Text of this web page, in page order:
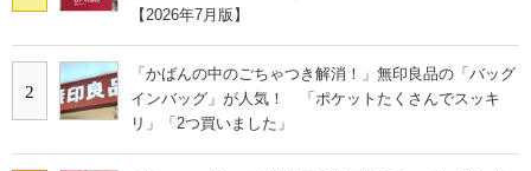
【2026年7月版】
2
「かばんの中のごちゃつき解消！」無印良品の「バッグ
インバッグ」が人気！ 「ポケットたくさんでスッキ
リ」「2つ買いました」